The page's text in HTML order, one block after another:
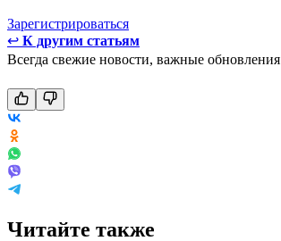
Зарегистрироваться
↩ К другим статьям
Всегда свежие новости, важные
Читайте также